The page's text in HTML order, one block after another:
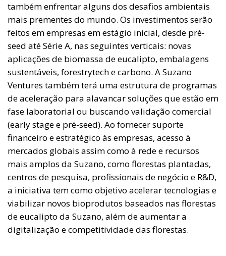
também enfrentar alguns dos desafios ambientais
mais prementes do mundo. Os investimentos serão
feitos em empresas em estágio inicial, desde pré-
seed até Série A, nas seguintes verticais: novas
aplicações de biomassa de eucalipto, embalagens
sustentáveis, forestrytech e carbono. A Suzano
Ventures também terá uma estrutura de programas
de aceleração para alavancar soluções que estão em
fase laboratorial ou buscando validação comercial
(early stage e pré-seed). Ao fornecer suporte
financeiro e estratégico às empresas, acesso à
mercados globais assim como à rede e recursos
mais amplos da Suzano, como florestas plantadas,
centros de pesquisa, profissionais de negócio e R&D,
a iniciativa tem como objetivo acelerar tecnologias e
viabilizar novos bioprodutos baseados nas florestas
de eucalipto da Suzano, além de aumentar a
digitalização e competitividade das florestas.